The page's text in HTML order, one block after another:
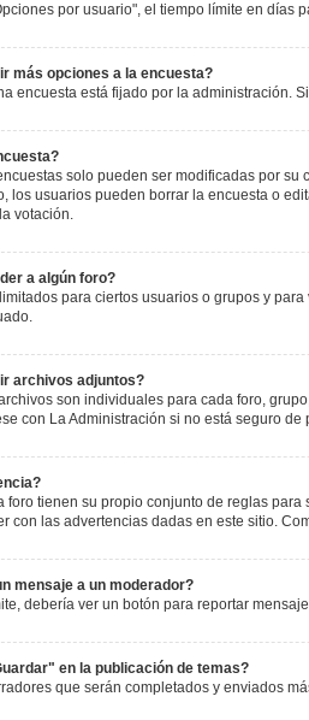
por usuario", el tiempo límite en días
más opciones a la encuesta?
encuesta está fijado por la administración.
solo pueden ser modificadas por
los usuarios pueden borrar la encuesta o
votación.
a algún foro?
para ciertos usuarios o grupos y
archivos adjuntos?
son individuales para cada foro,
con La Administración si no está seguro
foro tienen su propio conjunto de reglas
con las advertencias dadas en este sitio.
mensaje a un moderador?
debería ver un botón para reportar
en la publicación de temas?
que serán completados y enviados